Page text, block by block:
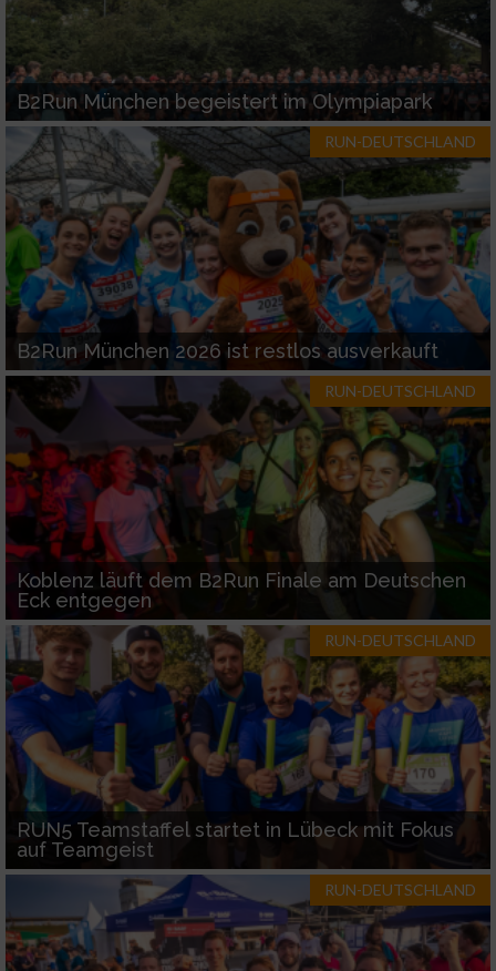
B2Run München begeistert im Olympiapark
RUN-DEUTSCHLAND
B2Run München 2026 ist restlos ausverkauft
RUN-DEUTSCHLAND
Koblenz läuft dem B2Run Finale am Deutschen
Eck entgegen
RUN-DEUTSCHLAND
RUN5 Teamstaffel startet in Lübeck mit Fokus
auf Teamgeist
RUN-DEUTSCHLAND